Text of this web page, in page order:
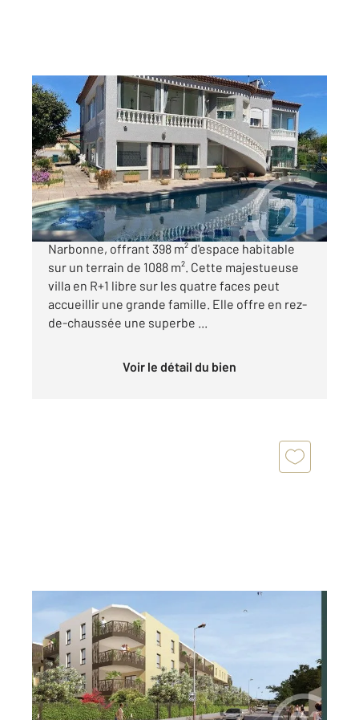
Aude 11
398 m2 , 11 pièces
Ref : 3963
Maison à vendre
532 000 €
Découvrez cette villa exceptionnelle à
Narbonne, offrant 398 m² d'espace habitable
sur un terrain de 1088 m². Cette majestueuse
villa en R+1 libre sur les quatre faces peut
accueillir une grande famille. Elle offre en rez-
de-chaussée une superbe ...
Voir le détail du bien
NARBONNE 11
62,23 m 2, 3 pièces
Ref : 5611
Appartement T3 à vendre
246 896 €